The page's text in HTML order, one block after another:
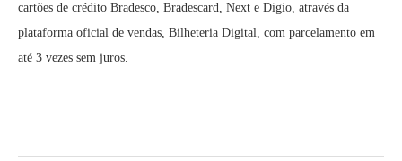
cartões de crédito Bradesco, Bradescard, Next e Digio, através da
plataforma oficial de vendas, Bilheteria Digital, com parcelamento em
até 3 vezes sem juros.